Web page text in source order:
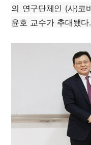
의 연구단체인 (사)코
윤호 교수가 추대됐다.